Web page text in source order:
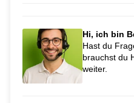
Hi, ich bin
Hast du
brauchst du
weiter.